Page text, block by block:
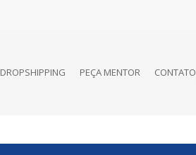
DROPSHIPPING PEÇA MENTOR CONTATO